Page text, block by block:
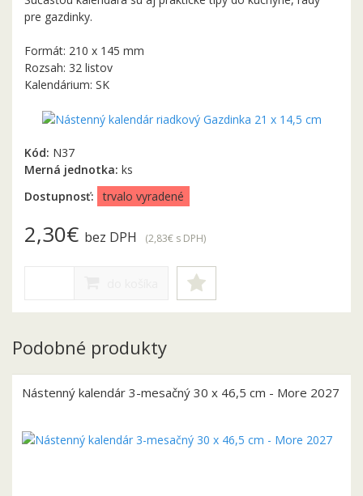
pre gazdinky.
Formát: 210 x 145 mm
Rozsah: 32 listov
Kalendárium: SK
Kód: N37
Merná jednotka: ks
Dostupnosť:
trvalo vyradené
2,30€ bez DPH (2,83€ s DPH)
Podobné produkty
Nástenný kalendár 3-mesačný 30 x 46,5 cm - More 2027